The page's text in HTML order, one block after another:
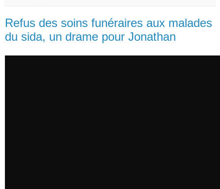
Refus des soins funéraires aux malades
du sida, un drame pour Jonathan